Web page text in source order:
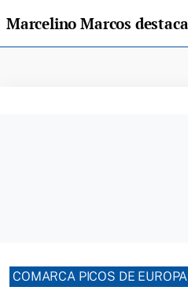
COMARCA PICOS DE EUROPA